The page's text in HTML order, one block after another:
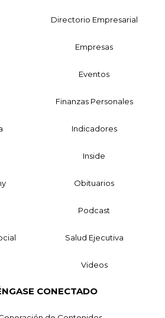
Directorio Empresarial
Empresas
Eventos
Finanzas Personales
Indicadores
Inside
Obituarios
Podcast
Salud Ejecutiva
Videos
CONECTADO